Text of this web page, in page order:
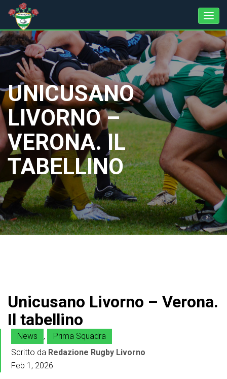
UNICUSANO
LIVORNO –
VERONA. IL
TABELLINO
Unicusano Livorno – Verona.
Il tabellino
News ,
Prima Squadra
Scritto da Redazione Rugby Livorno
Feb 1, 2026